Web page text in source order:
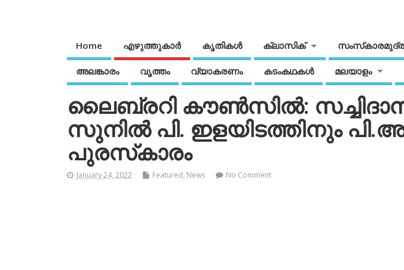
Home എഴുത്തുകാര്‍ കൃതികൾ ക്ലാസിക്
അലങ്കാരം വൃത്തം വ്യാകരണം കടംകഥകള്‍ മലയാളം
ലൈബ്രറി കൗണ്‍സില്‍:
സുനില്‍ പി. ഇളയിടത്തിനും
പുരസ്‌കാരം
January 24, 2022 Featured, News No Comment